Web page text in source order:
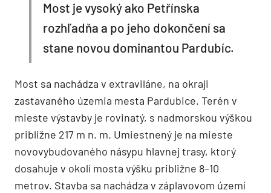
Most je vysoký ako Petřínska
rozhľadňa a po jeho dokončení sa
stane novou dominantou Pardubíc.
Most sa nachádza v extraviláne, na okraji
zastavaného územia mesta Pardubice. Terén v
mieste výstavby je rovinatý, s nadmorskou výškou
približne 217 m n. m. Umiestnený je na mieste
novovybudovaného násypu hlavnej trasy, ktorý
dosahuje v okolí mosta výšku približne 8–10
metrov. Stavba sa nachádza v záplavovom území